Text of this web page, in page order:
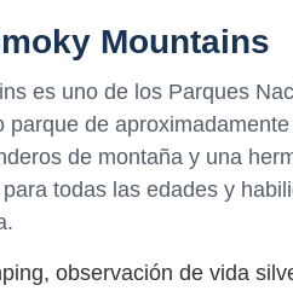
Mountains
es uno de los Parques
de
de montaña y una
todas las edades y
observación de vida